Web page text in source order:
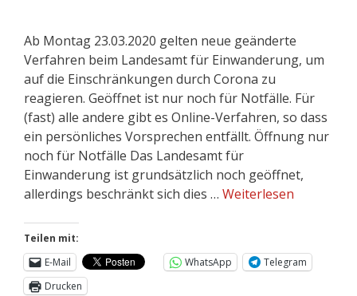
Ab Montag 23.03.2020 gelten neue geänderte
Verfahren beim Landesamt für Einwanderung, um
auf die Einschränkungen durch Corona zu
reagieren. Geöffnet ist nur noch für Notfälle. Für
(fast) alle andere gibt es Online-Verfahren, so dass
ein persönliches Vorsprechen entfällt. Öffnung nur
noch für Notfälle Das Landesamt für
Einwanderung ist grundsätzlich noch geöffnet,
allerdings beschränkt sich dies … Weiterlesen
Teilen mit:
E-Mail
WhatsApp
Telegram
Drucken